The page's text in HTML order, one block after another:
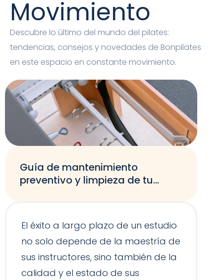
Movimiento
Descubre lo último del mundo del pilates:
tendencias, consejos y novedades de Bonpilates
en este espacio en constante movimiento.
Guía de mantenimiento
preventivo y limpieza de tu
El éxito a largo plazo de un estudio
no solo depende de la maestría de
sus instructores, sino también de la
calidad y el estado de sus